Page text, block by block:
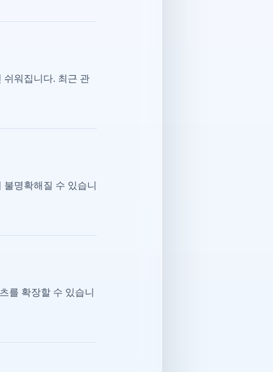
쉬워집니다. 최근 관
명확해질 수 있습니
를 확장할 수 있습니